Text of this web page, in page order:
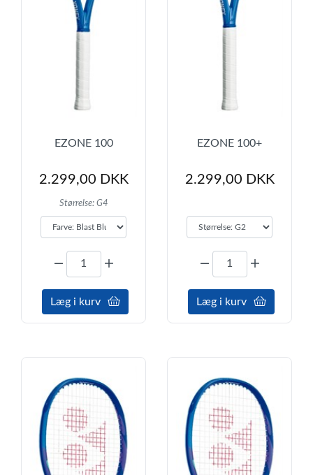
EZONE 100
2.299,00 DKK
Størrelse: G4
Læg i kurv
EZONE 100+
2.299,00 DKK
Læg i kurv